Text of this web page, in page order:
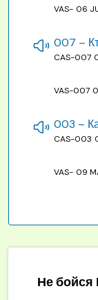
VAS- 06
007 –
CAS-007
VAS-007
003 –
CAS-003
VAS- 09
Не